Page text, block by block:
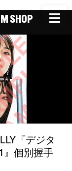
SHOP
『デジタ
』個別握手